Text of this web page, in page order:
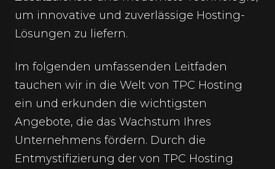
um innovative und zuverlässige Hosting-
Lösungen zu liefern.
Im folgenden umfassenden Leitfaden
tauchen wir in die Welt von TPC Hosting
ein und erkunden die wichtigsten
Angebote, die das Wachstum Ihres
Unternehmens fördern. Durch die
Entmystifizierung der von TPC Hosting